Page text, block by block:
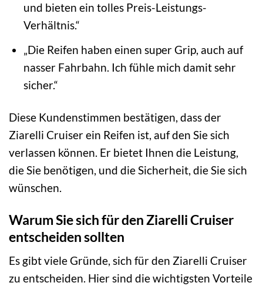
und bieten ein tolles Preis-Leistungs-
Verhältnis.“
„Die Reifen haben einen super Grip, auch auf
nasser Fahrbahn. Ich fühle mich damit sehr
sicher.“
Diese Kundenstimmen bestätigen, dass der
Ziarelli Cruiser ein Reifen ist, auf den Sie sich
verlassen können. Er bietet Ihnen die Leistung,
die Sie benötigen, und die Sicherheit, die Sie sich
wünschen.
Warum Sie sich für den Ziarelli Cruiser
entscheiden sollten
Es gibt viele Gründe, sich für den Ziarelli Cruiser
zu entscheiden. Hier sind die wichtigsten Vorteile